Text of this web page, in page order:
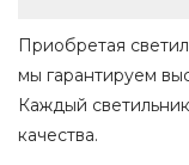
Приобретая
мы гарантируем
Каждый
качества.